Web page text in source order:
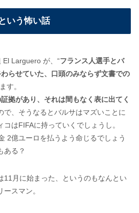
いう怖い話
El Larguero が、“フランス人選手とバ
らせていた、口頭のみならず文書での
す。
拠があり、それは間もなく表に出てく
で、そうなるとバルサはマズいことに
はFIFAに持っていくでしょうし。
2億ユーロを払うよう命じるでしょう
ある？
11月に始まった、というのもなんとい
スマン。